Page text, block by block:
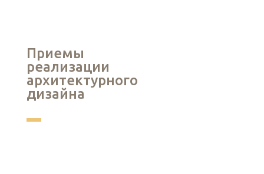
Приемы
реализации
архитектурного
дизайна